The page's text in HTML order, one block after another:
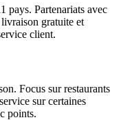
pays. Partenariats avec
livraison gratuite et
client.
Focus sur restaurants
sur certaines
points.